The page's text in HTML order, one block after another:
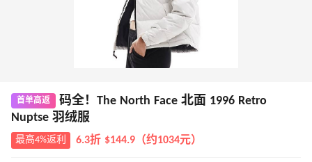
首单高返
码全！The North Face 北面 1996 Retro
Nuptse 羽绒服
最高4%返利 6.3折 $144.9（约1034元）